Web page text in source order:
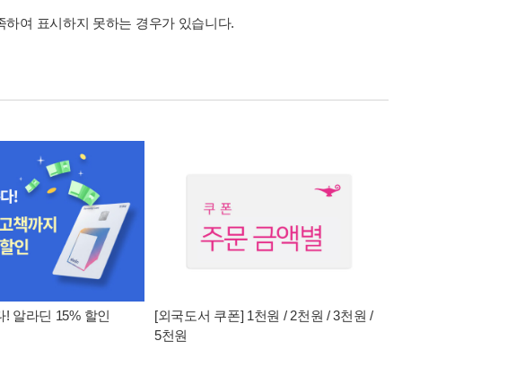
여 표시하지 못하는 경우가 있습니다.
알라딘 15% 할인
[외국도서 쿠폰] 1천원 / 2천원 / 3천원 /
5천원